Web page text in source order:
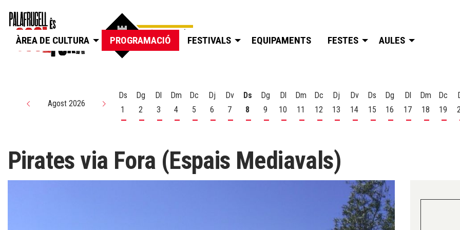
ÀREA DE CULTURA PROGRAMACIÓ FESTIVALS EQUIPAMENTS FESTES AULES
Agost 2026
Ds
1
Dissabte 1 d'agost
Dg
2
Diumenge 2 d'agost
Dl
3
Dilluns 3 d'agost
Dm
4
Dimarts 4 d'agost
Dc
5
Dimecres 5 d'agost
Dj
6
Dijous 6 d'agost
Dv
7
Divendres 7 d'agost
Ds
8
Dissabte 8 d'agost
Dg
9
Diumenge 9 d'agost
Dl
10
Dilluns 10 d'agost
Dm
11
Dimarts 11 d'agost
Dc
12
Dimecres 12 d'agost
Dj
13
Dijous 13 d'agost
Dv
14
Divendres 14 d'agost
Ds
15
Dissabte 15 d'agost
Dg
16
Diumenge 16 d'agost
Dl
17
Dilluns 17
Dm
18
Dimarts
Dc
19
Pirates via Fora (Espais Mediavals)